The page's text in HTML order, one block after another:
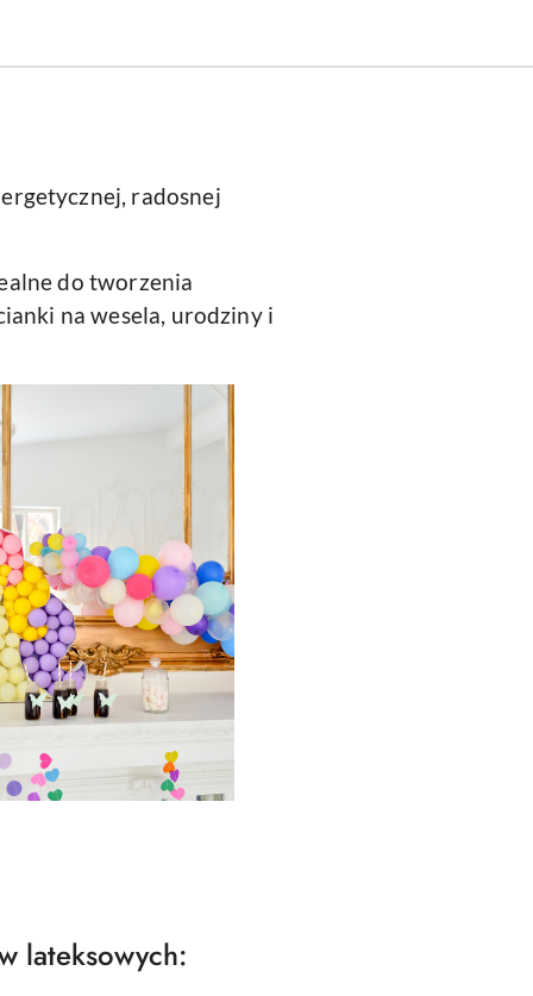
radosnej
do tworzenia
na wesela, urodziny i
lateksowych: